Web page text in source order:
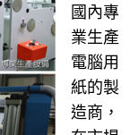
國內專
業生產
電腦用
紙的製
造商，